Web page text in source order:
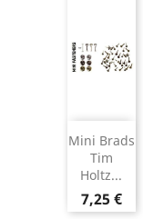
Mini Brads
Tim
Holtz...
7,25 €